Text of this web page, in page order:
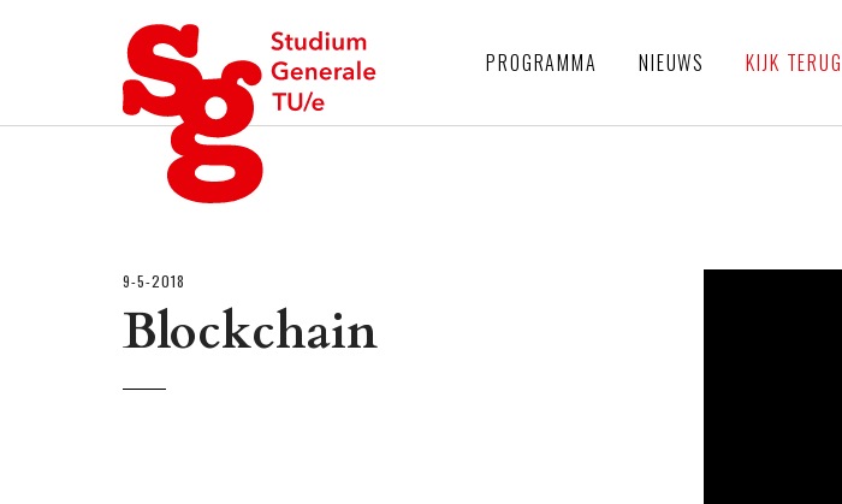
PROGRAMMA NIEUWS KIJK TERUG
9-5-2018
Blockchain